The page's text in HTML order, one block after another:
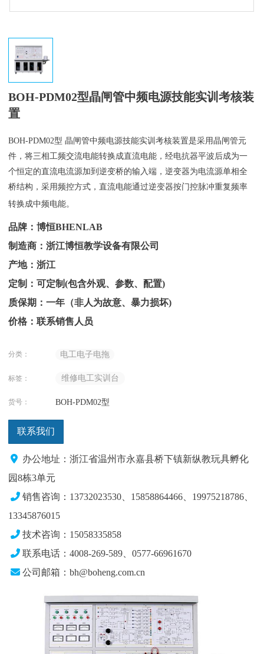
BOH-PDM02型晶闸管中频电源技能实训考核装
置
BOH-PDM02型 晶闸管中频电源技能实训考核装置是采用晶闸管元
件，将三相工频交流电能转换成直流电能，经电抗器平波后成为一
个恒定的直流电流源加到逆变桥的输入端，逆变器为电流源单相全
桥结构，采用频控方式，直流电能通过逆变器按门控脉冲重复频率
转换成中频电能。
品牌：博恒BHENLAB
制造商：浙江博恒教学设备有限公司
产地：浙江
定制：可定制(包含外观、参数、配置)
质保期：一年（非人为故意、暴力损坏)
价格：联系销售人员
分类： 电工电子电拖
标签： 维修电工实训台
货号： BOH-PDM02型
联系我们
办公地址：浙江省温州市永嘉县桥下镇新纵教玩具孵化
园8栋3单元
销售咨询：13732023530、15858864466、19975218786、
13345876015
技术咨询：15058335858
联系电话：4008-269-589、0577-66961670
公司邮箱：bh@boheng.com.cn